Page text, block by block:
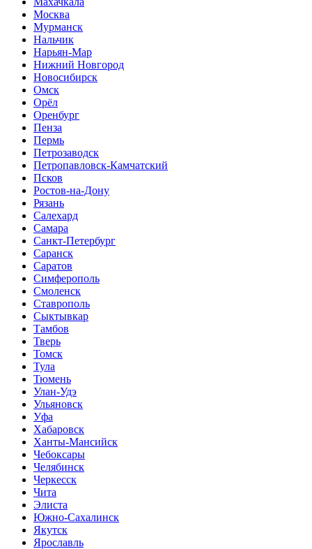
Москва
Мурманск
Нальчик
Нарьян-Мар
Нижний Новгород
Новосибирск
Омск
Орёл
Оренбург
Пенза
Пермь
Петрозаводск
Петропавловск-Камчатский
Псков
Ростов-на-Дону
Рязань
Салехард
Самара
Санкт-Петербург
Саранск
Саратов
Симферополь
Смоленск
Ставрополь
Сыктывкар
Тамбов
Тверь
Томск
Тула
Тюмень
Улан-Удэ
Ульяновск
Уфа
Хабаровск
Ханты-Мансийск
Чебоксары
Челябинск
Черкесск
Чита
Элиста
Южно-Сахалинск
Якутск
Ярославль